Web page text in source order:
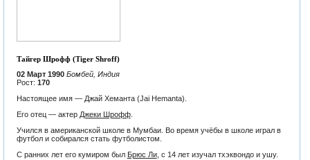
Тайгер Шрофф (Tiger Shroff)
02 Март 1990 Бомбей, Индия
Рост: 170
Настоящее имя — Джай Хеманта (Jai Hemanta).
Его отец — актер Джеки Шрофф.
Учился в американской школе в Мумбаи. Во время учёбы в школе играл в
футбол и собирался стать футболистом.
С ранних лет его кумиром был Брюс Ли, с 14 лет изучал тхэквондо и ушу.